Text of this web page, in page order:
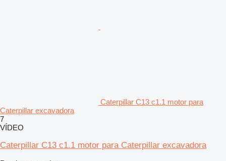
Caterpillar C13 c1.1 motor para
Caterpillar excavadora
7
VÍDEO
Caterpillar C13 c1.1 motor para Caterpillar excavadora